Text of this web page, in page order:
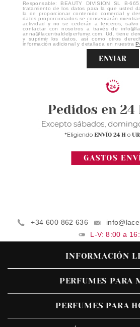
Responsable: BEAUTY DIVISION SL B-
tratamiento de los datos para la que usted
la de proporcionar contenido comercial y
datos proporcionados se conservarán
actividad y no se cederán a terceros,
contactar con nosotros a través de
anna@lacentraldelperfume.com. Ud. tiene
y suprimir los datos, así como otros
información adicional y detallada en nuestra
ENVIAR
+34 600 862 636
L-V: 8:00 a
INFORMACIÓN
PERFUMES PARA
PERFUMES PARA